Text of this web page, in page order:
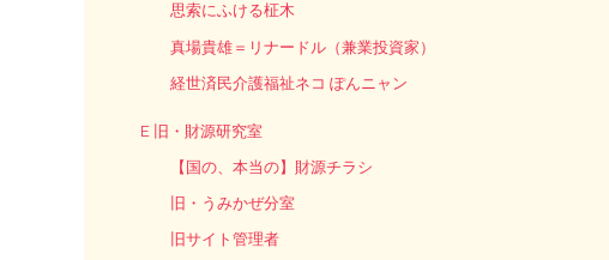
思索にふける柾木
真場貴雄＝リナードル（兼業投資家）
経世済民介護福祉ネコ ぽんニャン
E 旧・財源研究室
【国の、本当の】財源チラシ
旧・うみかぜ分室
旧サイト管理者